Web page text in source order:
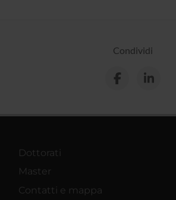
Condividi
Dottorati
Master
Contatti e mappa